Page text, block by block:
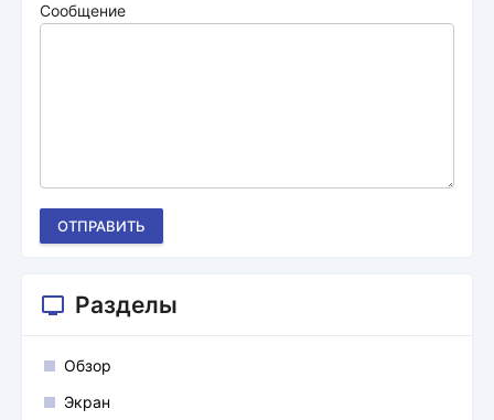
Сообщение
ОТПРАВИТЬ
Разделы
Обзор
Экран